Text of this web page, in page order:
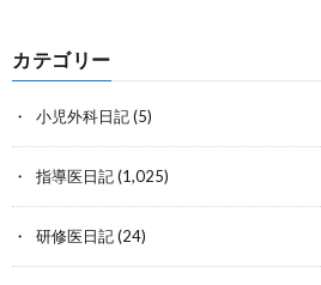
カテゴリー
小児外科日記(5)
指導医日記(1,025)
研修医日記(24)